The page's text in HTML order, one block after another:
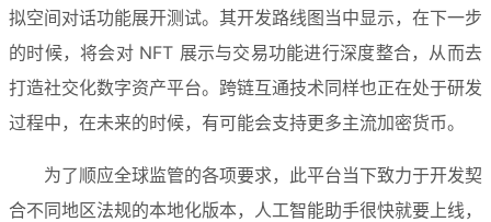
拟空间对话功能展开测试。其开发路线图当中显示，在下一步
的时候，将会对 NFT 展示与交易功能进行深度整合，从而去
打造社交化数字资产平台。跨链互通技术同样也正在处于研发
过程中，在未来的时候，有可能会支持更多主流加密货币。
为了顺应全球监管的各项要求，此平台当下致力于开发契
合不同地区法规的本地化版本，人工智能助手很快就要上线，